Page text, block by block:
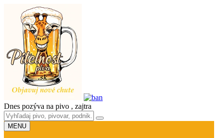
Dnes pozýva na pivo , zajtra
MENU